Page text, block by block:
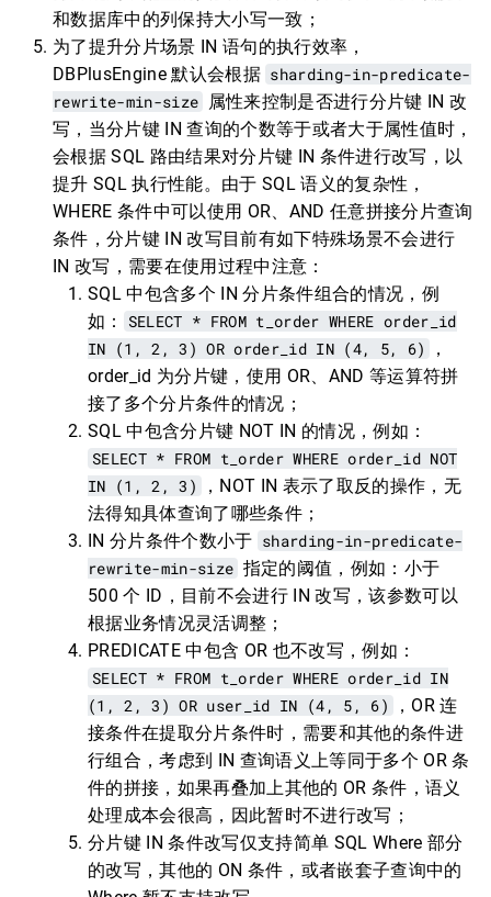
和数据库中的列保持大小写一致；
为了提升分片场景 IN 语句的执行效率，
DBPlusEngine 默认会根据 sharding-in-predicate-
rewrite-min-size 属性来控制是否进行分片键 IN 改
写，当分片键 IN 查询的个数等于或者大于属性值时，
会根据 SQL 路由结果对分片键 IN 条件进行改写，以
提升 SQL 执行性能。由于 SQL 语义的复杂性，
WHERE 条件中可以使用 OR、AND 任意拼接分片查询
条件，分片键 IN 改写目前有如下特殊场景不会进行
IN 改写，需要在使用过程中注意：
SQL 中包含多个 IN 分片条件组合的情况，例
如：
SELECT * FROM t_order WHERE order_id
IN (1, 2, 3) OR order_id IN (4, 5, 6)
，
order_id 为分片键，使用 OR、AND 等运算符拼
接了多个分片条件的情况；
SQL 中包含分片键 NOT IN 的情况，例如：
SELECT * FROM t_order WHERE order_id NOT
IN (1, 2, 3)
，NOT IN 表示了取反的操作，无
法得知具体查询了哪些条件；
IN 分片条件个数小于 sharding-in-predicate-
rewrite-min-size 指定的阈值，例如：小于
500 个 ID，目前不会进行 IN 改写，该参数可以
根据业务情况灵活调整；
PREDICATE 中包含 OR 也不改写，例如：
SELECT * FROM t_order WHERE order_id IN
(1, 2, 3) OR user_id IN (4, 5, 6)
，OR 连
接条件在提取分片条件时，需要和其他的条件进
行组合，考虑到 IN 查询语义上等同于多个 OR 条
件的拼接，如果再叠加上其他的 OR 条件，语义
处理成本会很高，因此暂时不进行改写；
分片键 IN 条件改写仅支持简单 SQL Where 部分
的改写，其他的 ON 条件，或者嵌套子查询中的